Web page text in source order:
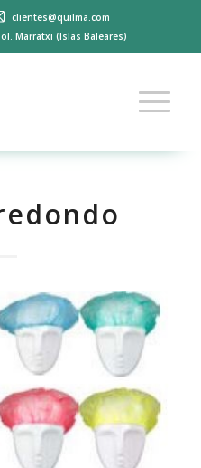
clientes@quilma.com
Marratxi (Islas Baleares)